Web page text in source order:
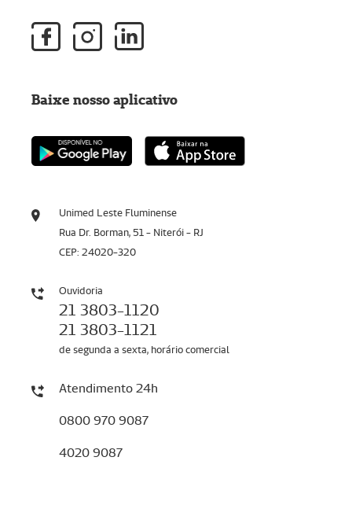
Unimed Leste Fluminense
Rua Dr. Borman, 51 - Niterói - RJ
CEP: 24020-320
Ouvidoria
21 3803-1120
21 3803-1121
de segunda a sexta, horário comercial
Atendimento 24h
0800 970 9087
4020 9087
Baixe nosso aplicativo